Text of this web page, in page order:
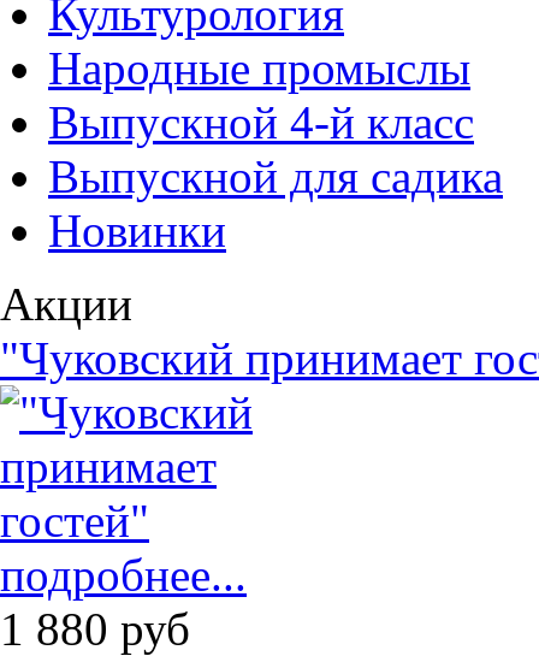
Культурология
Народные промыслы
Выпускной 4-й класс
Выпускной для садика
Новинки
Акции
"Чуковский принимает
подробнее...
1 880 руб